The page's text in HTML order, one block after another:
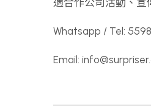
適合作公司活動、宣
Whatsapp / Tel:
Email: